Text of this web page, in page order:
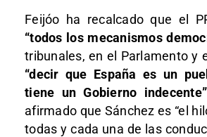
Feijóo ha recalcado que el
“todos los mecanismos
tribunales, en el Parlamento y
“decir que España es un
tiene un Gobierno indecente”
afirmado que Sánchez es “el
todas y cada una de las